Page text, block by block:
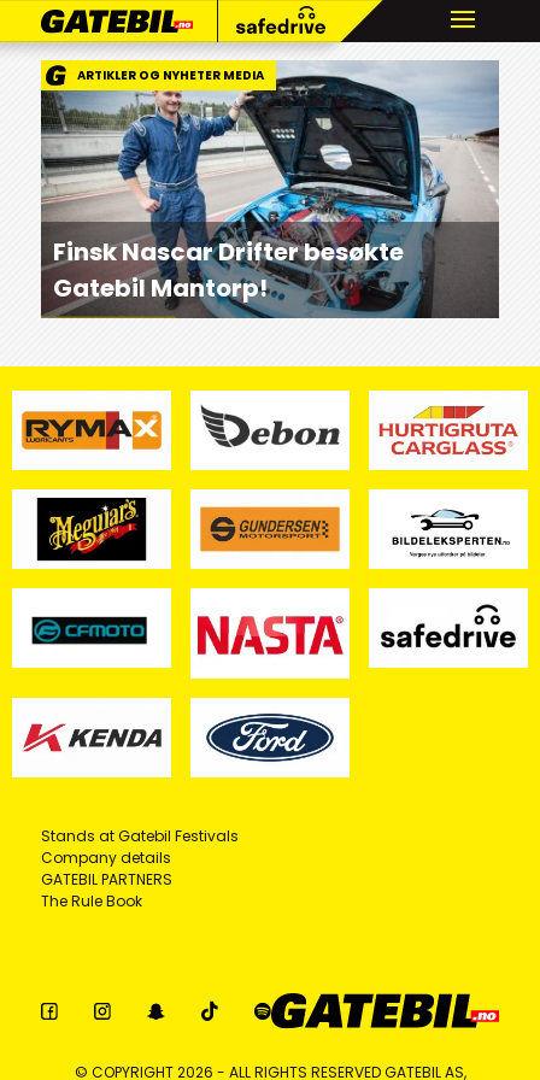
ARTIKLER OG NYHETER MEDIA
Finsk Nascar Drifter besøkte
Gatebil Mantorp!
Stands at Gatebil Festivals
Company details
GATEBIL PARTNERS
The Rule Book
© COPYRIGHT 2026 - ALL RIGHTS RESERVED GATEBIL AS,